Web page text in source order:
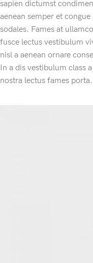
sapien dictumst
aenean semper et
sodales. Fames at
fusce lectus vestibulum
nisl a aenean ornare
In a dis vestibulum class
nostra lectus fames porta.